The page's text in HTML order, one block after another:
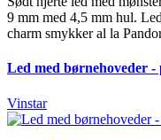
9 mm med 4,5 mm hul.
charm smykker al la
Led med børnehoveder -
Vinstar